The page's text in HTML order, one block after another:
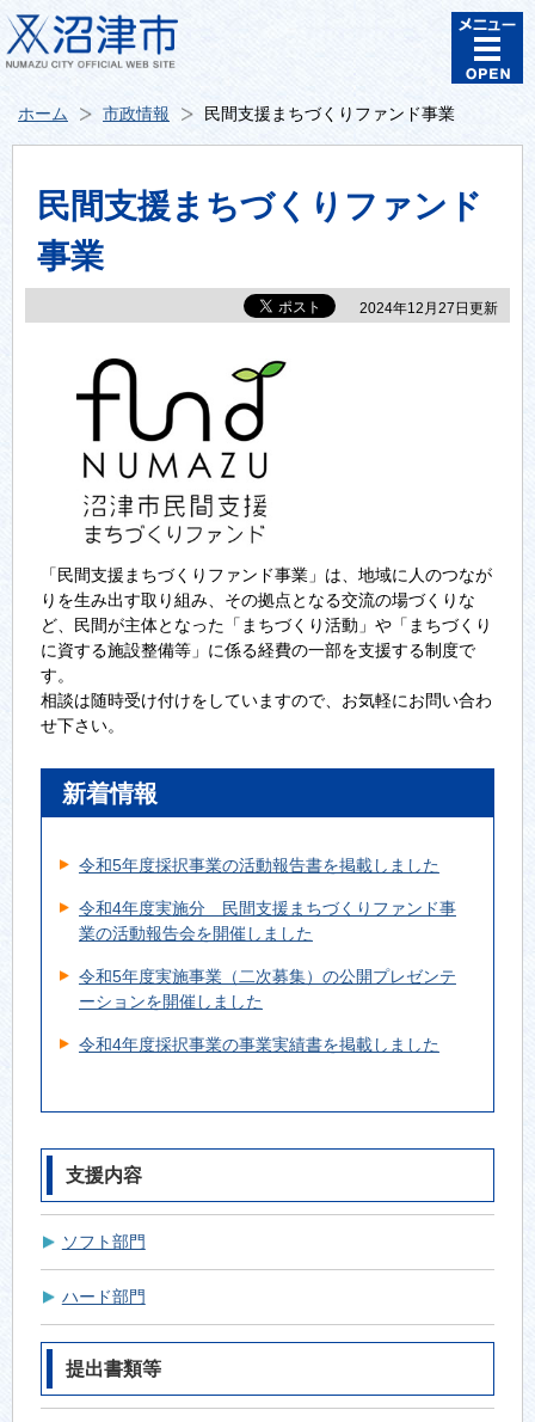
ホーム 市政情報 民間支援まちづくりファンド事業
民間支援まちづくりファンド
事業
2024年12月27日更新
「民間支援まちづくりファンド事業」は、地域に人のつなが
りを生み出す取り組み、その拠点となる交流の場づくりな
ど、民間が主体となった「まちづくり活動」や「まちづくり
に資する施設整備等」に係る経費の一部を支援する制度で
す。
相談は随時受け付けをしていますので、お気軽にお問い合わ
せ下さい。
新着情報
令和5年度採択事業の活動報告書を掲載しました
令和4年度実施分 民間支援まちづくりファンド事
業の活動報告会を開催しました
令和5年度実施事業（二次募集）の公開プレゼンテ
ーションを開催しました
令和4年度採択事業の事業実績書を掲載しました
支援内容
ソフト部門
ハード部門
提出書類等